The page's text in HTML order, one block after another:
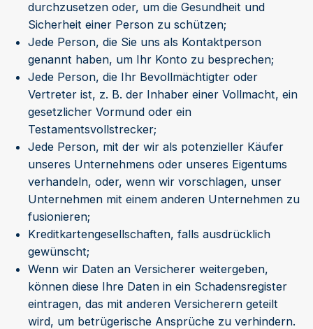
durchzusetzen oder, um die Gesundheit und
Sicherheit einer Person zu schützen;
Jede Person, die Sie uns als Kontaktperson
genannt haben, um Ihr Konto zu besprechen;
Jede Person, die Ihr Bevollmächtigter oder
Vertreter ist, z. B. der Inhaber einer Vollmacht, ein
gesetzlicher Vormund oder ein
Testamentsvollstrecker;
Jede Person, mit der wir als potenzieller Käufer
unseres Unternehmens oder unseres Eigentums
verhandeln, oder, wenn wir vorschlagen, unser
Unternehmen mit einem anderen Unternehmen zu
fusionieren;
Kreditkartengesellschaften, falls ausdrücklich
gewünscht;
Wenn wir Daten an Versicherer weitergeben,
können diese Ihre Daten in ein Schadensregister
eintragen, das mit anderen Versicherern geteilt
wird, um betrügerische Ansprüche zu verhindern.